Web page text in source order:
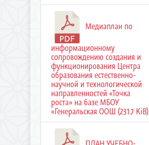
Медиаплан по
информационному
сопровождению создания и
функционирования Центра
образования естественно-
научной и технологической
направленностей «Точка
роста» на базе МБОУ
«Генеральская ООШ (231.7 KiB)